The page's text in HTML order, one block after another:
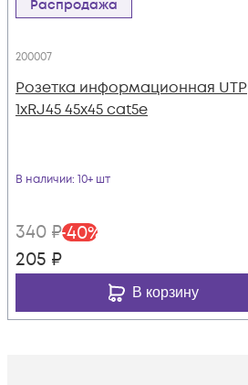
Распродажа
200007
Розетка информационная UTP
1хRJ45 45х45 cat5е
В наличии: 10+ шт
340 ₽-40%
205 ₽
В корзину